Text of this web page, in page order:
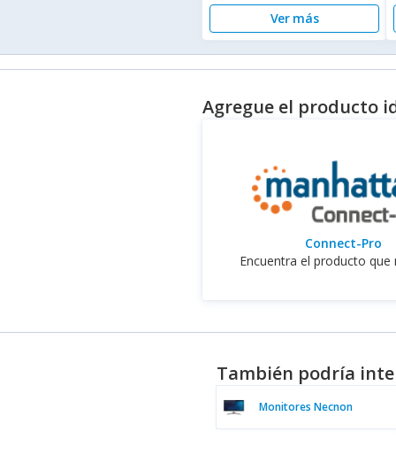
Ver más
Agregue el producto
Connect-Pro
Encuentra el producto que
También podría
Monitores Necnon